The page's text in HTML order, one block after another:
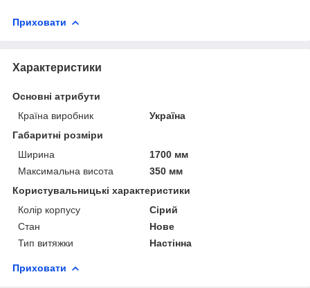
Приховати
Характеристики
Основні атрибути
Країна виробник
Україна
Габаритні розміри
Ширина
1700 мм
Максимальна висота
350 мм
Користувальницькі характеристики
Колір корпусу
Сірий
Стан
Нове
Тип витяжки
Настінна
Приховати